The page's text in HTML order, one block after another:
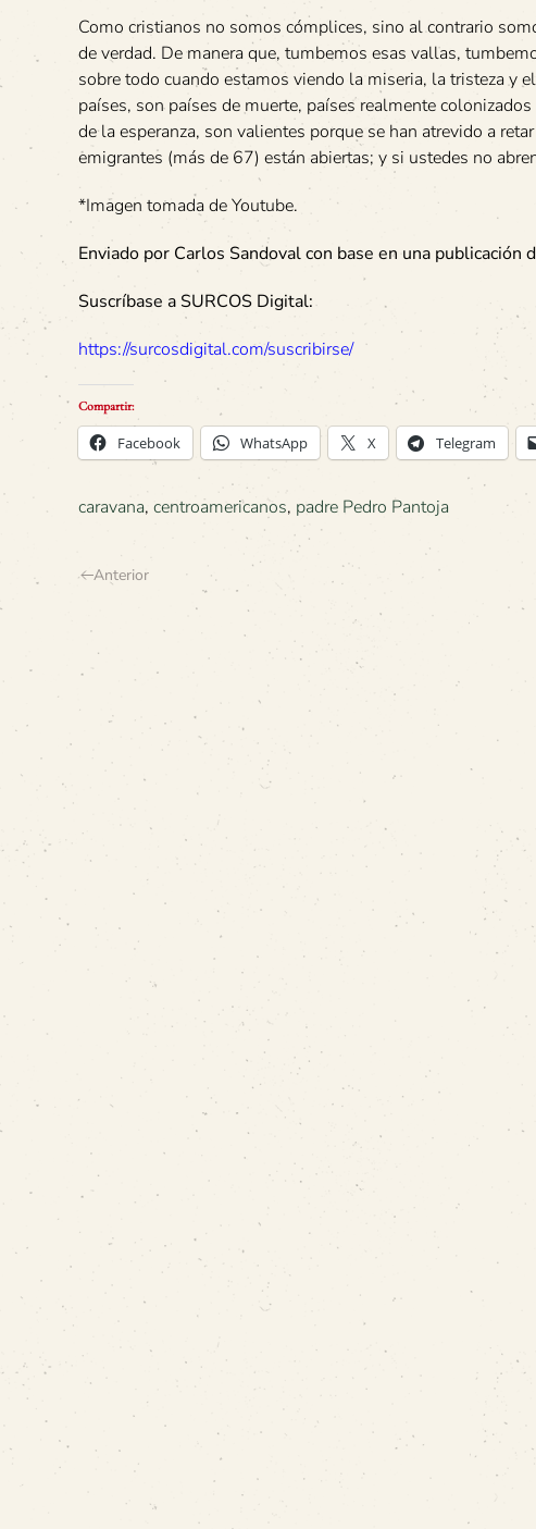
Como cristianos no somos cómplices, sino al contrario
de verdad. De manera que, tumbemos esas vallas,
sobre todo cuando estamos viendo la miseria, la tristeza y
países, son países de muerte, países realmente
de la esperanza, son valientes porque se han atrevido a
emigrantes (más de 67) están abiertas; y si ustedes no
*Imagen tomada de Youtube.
Enviado por Carlos Sandoval con base en una publicación
Suscríbase a SURCOS Digital:
https://surcosdigital.com/suscribirse/
Compartir:
Facebook WhatsApp X Telegram
caravana, centroamericanos, padre Pedro Pantoja
Anterior